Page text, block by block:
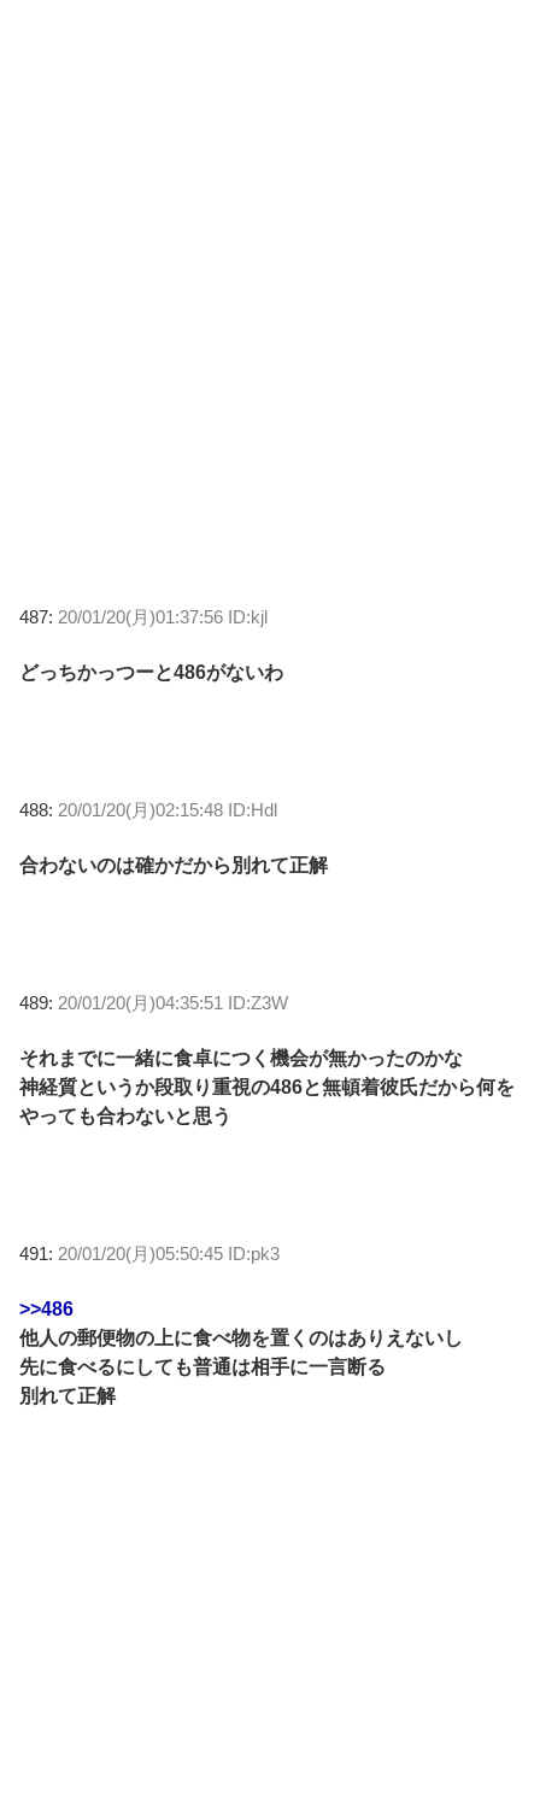
487: 20/01/20(月)01:37:56 ID:kjl
どっちかっつーと486がないわ
488: 20/01/20(月)02:15:48 ID:Hdl
合わないのは確かだから別れて正解
489: 20/01/20(月)04:35:51 ID:Z3W
それまでに一緒に食卓につく機会が無かったのかな
神経質というか段取り重視の486と無頓着彼氏だから何を
やっても合わないと思う
491: 20/01/20(月)05:50:45 ID:pk3
>>486
他人の郵便物の上に食べ物を置くのはありえないし
先に食べるにしても普通は相手に一言断る
別れて正解